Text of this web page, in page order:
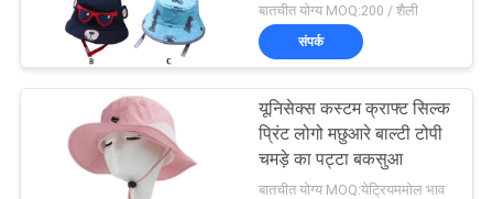
कारखाना
भ्रमण
कशीदाकारी बेसबॉल कैप्स
402
बातचीत योग्य MOQ:200 / शैली
संपर्क
यूनिसेक्स कस्टम क्राफ्ट सिल्क
प्रिंट लोगो मछुआरे बाल्टी टोपी
चमड़े का पट्टा बकसुआ
बातचीत योग्य MOQ:येट्रियममोल भाव